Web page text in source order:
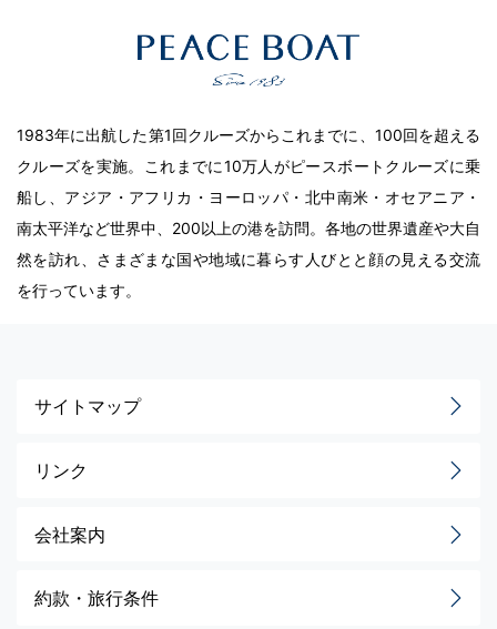
1983年に出航した第1回クルーズからこれまでに、100回を超える
クルーズを実施。これまでに10万人がピースボートクルーズに乗
船し、アジア・アフリカ・ヨーロッパ・北中南米・オセアニア・
南太平洋など世界中、200以上の港を訪問。各地の世界遺産や大自
然を訪れ、さまざまな国や地域に暮らす人びとと顔の見える交流
を行っています。
サイトマップ
リンク
会社案内
約款・旅行条件